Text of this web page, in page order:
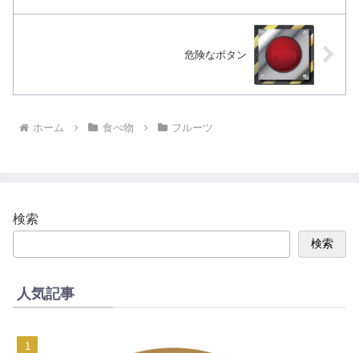
危険なボタン
ホーム 食べ物 フルーツ
検索
検索
人気記事